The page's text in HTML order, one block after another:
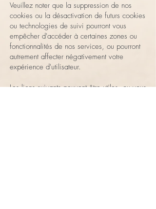
Veuillez noter que la suppression de nos
cookies ou la désactivation de futurs cookies
ou technologies de suivi pourront vous
empêcher d'accéder à certaines zones ou
fonctionnalités de nos services, ou pourront
autrement affecter négativement votre
expérience d'utilisateur.
Les liens suivants peuvent être utiles, ou vous